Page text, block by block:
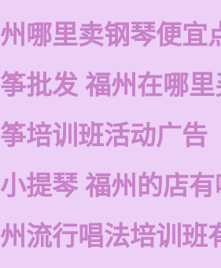
哪里卖钢琴便宜
批发 福州在哪
培训班活动广告
提琴 福州的店
流行唱法培训班